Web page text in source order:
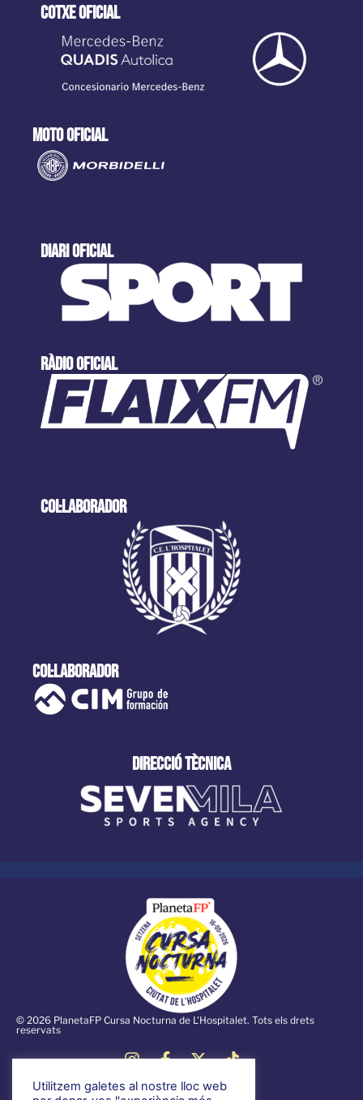
cotxe oficial
moto oficial
DIARI OFICIAL
ràdio oficial
col·laborador
col·laborador
direcció tècnica
© 2026 PlanetaFP Cursa Nocturna de L'Hospitalet. Tots els drets
reservats
Utilitzem galetes al nostre lloc web